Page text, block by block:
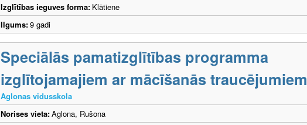
Izglītības ieguves forma: Klātiene
Ilgums:9 gadi
Speciālās pamatizglītības programma
izglītojamajiem ar mācīšanās traucējumiem
Aglonas vidusskola
Norises vieta:Aglona, Rušona